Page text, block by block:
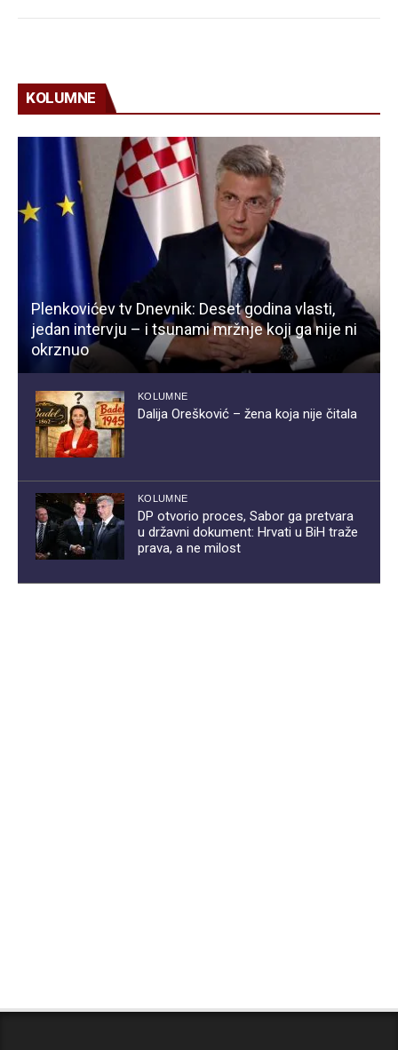
KOLUMNE
Plenkovićev tv Dnevnik: Deset godina vlasti,
jedan intervju – i tsunami mržnje koji ga nije ni
okrznuo
KOLUMNE
Dalija Orešković – žena koja nije čitala
KOLUMNE
DP otvorio proces, Sabor ga pretvara
u državni dokument: Hrvati u BiH traže
prava, a ne milost